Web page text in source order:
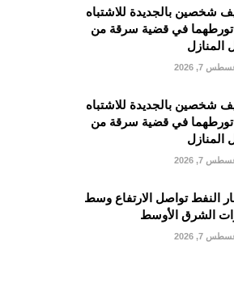
شخصين بالجديدة للاشتباه
في قضية سرقة من
المنازل
7, 2026
شخصين بالجديدة للاشتباه
في قضية سرقة من
المنازل
7, 2026
النفط تواصل الارتفاع وسط
الشرق الأوسط
7, 2026